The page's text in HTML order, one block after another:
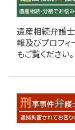
遺産相続弁護
報及びプロフィ
もご覧ください。